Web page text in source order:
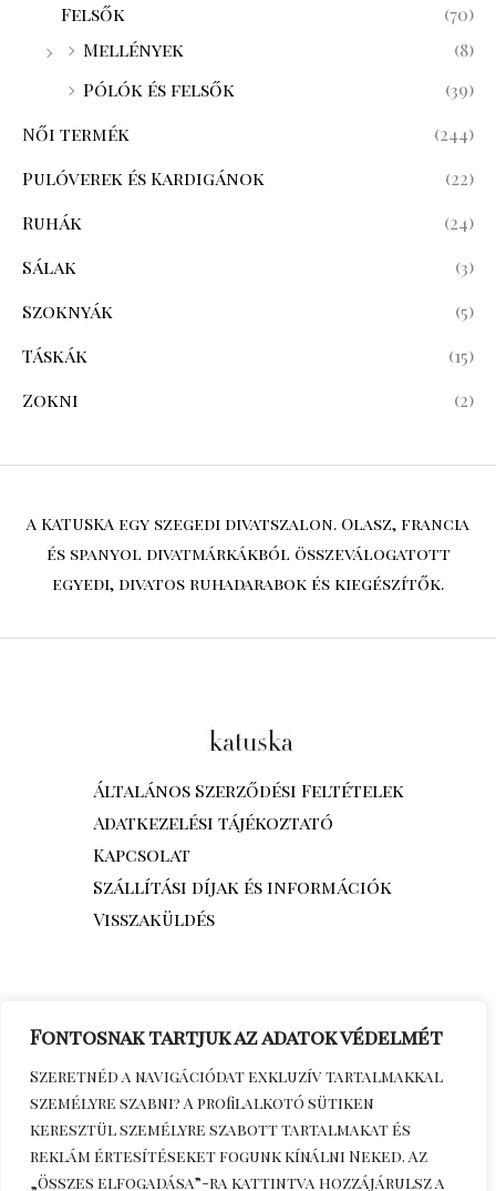
Fontosnak tartjuk az adatok védelmét
Szeretnéd a navigációdat exkluzív tartalmakkal
személyre szabni? A profilalkotó sütiken
keresztül személyre szabott tartalmakat és
reklám értesítéseket fogunk kínálni Neked. Az
„Összes elfogadása”-ra kattintva hozzájárulsz a
Felsők
(70)
Mellények
(8)
Pólók és felsők
(39)
Női termék
(244)
Pulóverek és Kardigánok
(22)
Ruhák
(24)
Sálak
(3)
Szoknyák
(5)
Táskák
(15)
Zokni
(2)
A KATUSKA egy szegedi divatszalon. Olasz, francia
és spanyol divatmárkákból összeválogatott
egyedi, divatos ruhadarabok és kiegészítők.
Általános Szerződési Feltételek
Adatkezelési tájékoztató
Kapcsolat
Szállítási díjak és információk
Visszaküldés